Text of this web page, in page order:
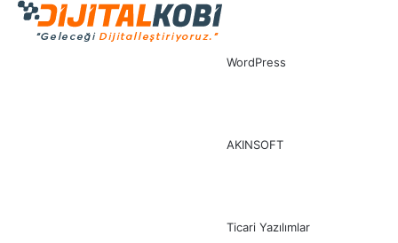
WordPress
AKINSOFT
Ticari Yazılımlar